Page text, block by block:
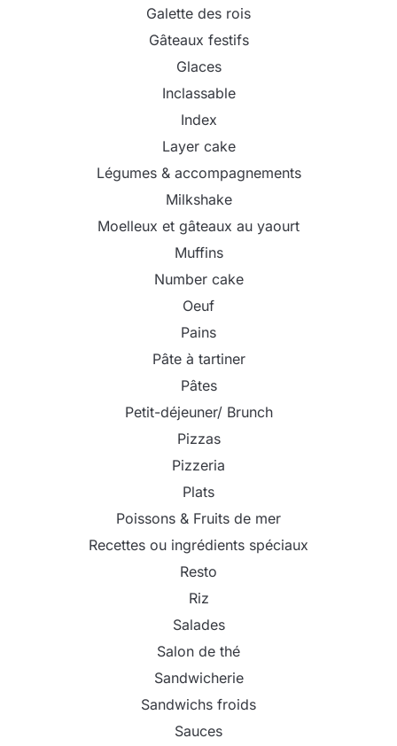
Galette des rois
Gâteaux festifs
Glaces
Inclassable
Index
Layer cake
Légumes & accompagnements
Milkshake
Moelleux et gâteaux au yaourt
Muffins
Number cake
Oeuf
Pains
Pâte à tartiner
Pâtes
Petit-déjeuner/ Brunch
Pizzas
Pizzeria
Plats
Poissons & Fruits de mer
Recettes ou ingrédients spéciaux
Resto
Riz
Salades
Salon de thé
Sandwicherie
Sandwichs froids
Sauces